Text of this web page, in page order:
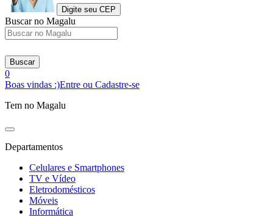
Digite seu CEP
Buscar no Magalu
Buscar
0
Boas vindas :)Entre ou Cadastre-se
Tem no Magalu
Departamentos
Celulares e Smartphones
TV e Vídeo
Eletrodomésticos
Móveis
Informática